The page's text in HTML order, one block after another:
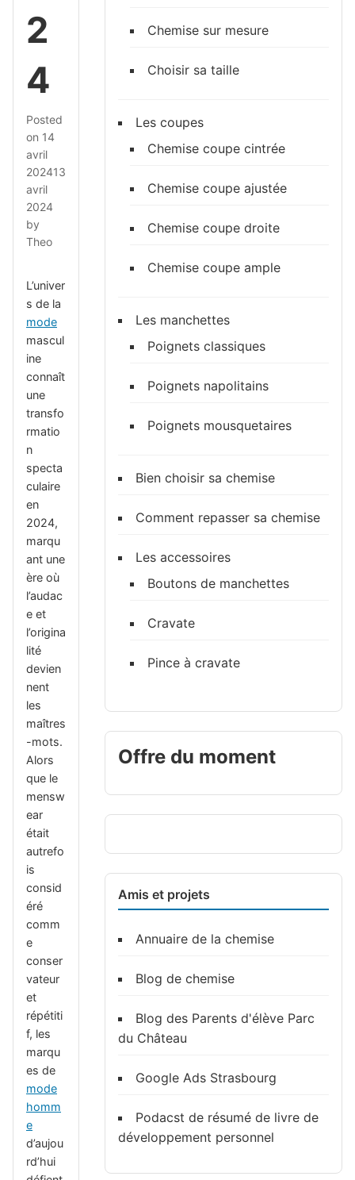
2
4
Posted
on 14
avril
202413
avril
2024
by
Theo
L’univer
s de la
mode
mascul
ine
connaît
une
transfo
rmatio
n
specta
culaire
en
2024,
marqu
ant une
ère où
l’audac
e et
l’origina
lité
devien
nent
les
maîtres
-mots.
Alors
que le
mensw
ear
était
autrefo
is
consid
éré
comm
e
conser
vateur
et
répétiti
f, les
marqu
es de
mode
homm
e
d’aujou
rd’hui
Chemise sur mesure
Choisir sa taille
Les coupes
Chemise coupe cintrée
Chemise coupe ajustée
Chemise coupe droite
Chemise coupe ample
Les manchettes
Poignets classiques
Poignets napolitains
Poignets mousquetaires
Bien choisir sa chemise
Comment repasser sa chemise
Les accessoires
Boutons de manchettes
Cravate
Pince à cravate
Offre du moment
Amis et projets
Annuaire de la chemise
Blog de chemise
Blog des Parents d'élève Parc
du Château
Google Ads Strasbourg
Podacst de résumé de livre de
développement personnel